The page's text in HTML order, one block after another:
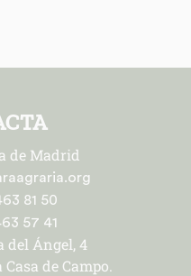
de Madrid
81 50
57 41
del Ángel, 4
de Campo.